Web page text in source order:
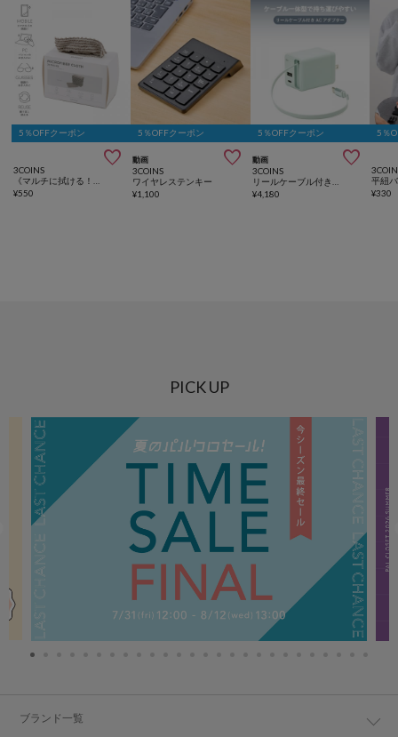
5％OFFクーポン

3COINS
¥550
5％OFFクーポン
動画 
3COINS
ワイヤレステンキー
¥1,100
5％OFFクーポン
動画 
3COINS
¥4,180
5％
¥330
PICK UP
ブランド一覧